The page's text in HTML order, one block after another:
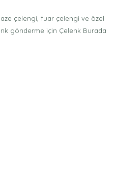
çelengi, fuar çelengi ve özel
gönderme için Çelenk Burada